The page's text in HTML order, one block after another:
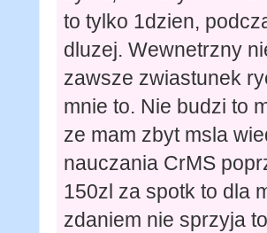
to tylko 1dzien,
dluzej. Wewnetrzny
zawsze zwiastunek
mnie to. Nie budzi to
ze mam zbyt msla
nauczania CrMS
150zl za spotk to dla
zdaniem nie sprzyja